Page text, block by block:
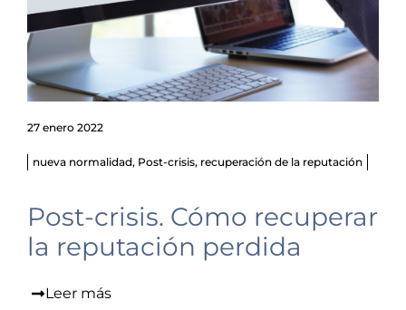
27 enero 2022
nueva normalidad, Post-crisis, recuperación de la reputación
Post-crisis. Cómo recuperar
la reputación perdida
Leer más